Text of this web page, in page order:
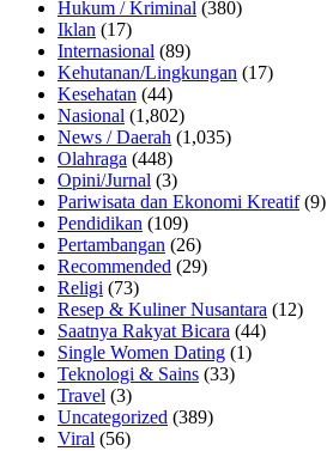
Hukum / Kriminal (380)
Iklan (17)
Internasional (89)
Kehutanan/Lingkungan (17)
Kesehatan (44)
Nasional (1,802)
News / Daerah (1,035)
Olahraga (448)
Opini/Jurnal (3)
Pariwisata dan Ekonomi Kreatif(9)
Pendidikan (109)
Pertambangan (26)
Recommended (29)
Religi (73)
Resep & Kuliner Nusantara (12)
Saatnya Rakyat Bicara (44)
Single Women Dating (1)
Teknologi & Sains (33)
Travel (3)
Uncategorized (389)
Viral (56)